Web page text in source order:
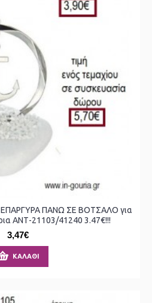
ΠΑΝΩ ΣΕ ΒΟΤΣΑΛΟ για
ΑΝΤ-21103/41240 3.47€!!!
3,47€
ΚΑΛΆΘΙ